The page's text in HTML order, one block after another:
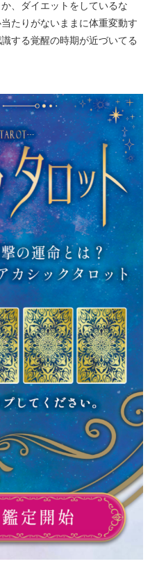
、ダイエットをしているな
たりがないままに体重変動す
する覚醒の時期が近づいてる